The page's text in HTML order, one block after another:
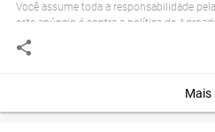
Você assume toda a responsabilidade
este anúncio é contra a política de
Mais